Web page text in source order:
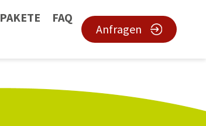
PAKETE
FAQ
Anfragen